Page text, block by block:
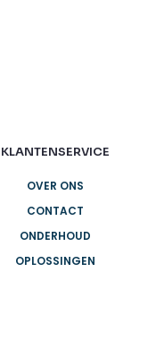
KLANTENSERVICE
OVER ONS
CONTACT
ONDERHOUD
OPLOSSINGEN